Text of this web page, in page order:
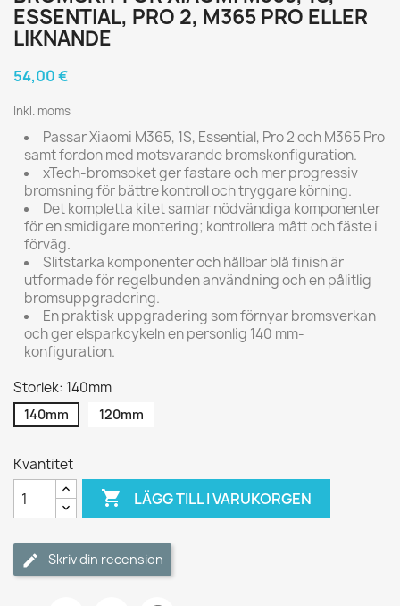
ESSENTIAL, PRO 2, M365 PRO ELLER
LIKNANDE
54,00 €
Inkl. moms
Passar Xiaomi M365, 1S, Essential, Pro 2 och M365 Pro
samt fordon med motsvarande bromskonfiguration.
xTech-bromsoket ger fastare och mer progressiv
bromsning för bättre kontroll och tryggare körning.
Det kompletta kitet samlar nödvändiga komponenter
för en smidigare montering; kontrollera mått och fäste i
förväg.
Slitstarka komponenter och hållbar blå finish är
utformade för regelbunden användning och en pålitlig
bromsuppgradering.
En praktisk uppgradering som förnyar bromsverkan
och ger elsparkcykeln en personlig 140 mm-
konfiguration.
Storlek: 140mm
140mm 120mm
Kvantitet
 LÄGG TILL I VARUKORGEN
Skriv din recension